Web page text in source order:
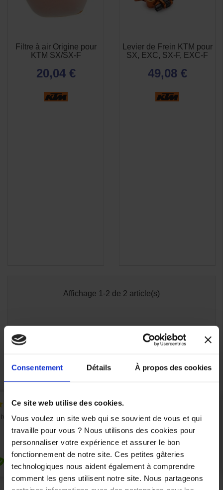
Consentement Détails À propos des cookies
Ce site web utilise des cookies.
Vous voulez un site web qui se souvient de vous et qui
travaille pour vous ? Nous utilisons des cookies pour
personnaliser votre expérience et assurer le bon
fonctionnement de notre site. Ces petites gâteries
technologiques nous aident également à comprendre
comment les gens utilisent notre site. Nous partageons
Filtre à air Origine pour
KTM SX/SX-F
20,04 €
Levier de Frein KTM pour
SX, EXC, SX-F, EXC-F
49,08 €
Affichage 1-2 de 2 article(s)
Retour en haut